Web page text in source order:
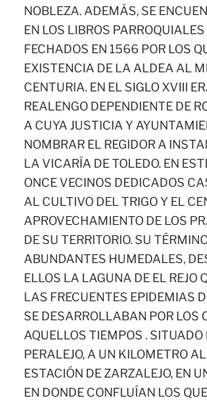
NOBLEZA. ADEMÁS, SE
EN LOS LIBROS
FECHADOS EN 1566 POR LOS
EXISTENCIA DE LA ALDEA AL
CENTURIA. EN EL SIGLO XVIII
REALENGO DEPENDIENTE DE
A CUYA JUSTICIA Y
NOMBRAR EL REGIDOR A
LA VICARÍA DE TOLEDO. EN
ONCE VECINOS DEDICADOS
AL CULTIVO DEL TRIGO Y EL
APROVECHAMIENTO DE LOS
DE SU TERRITORIO. SU
ABUNDANTES HUMEDALES,
ELLOS LA LAGUNA DE EL REJO
LAS FRECUENTES EPIDEMIAS
SE DESARROLLABAN POR LOS
AQUELLOS TIEMPOS . SITUADO
PERALEJO, A UN KILOMETRO
ESTACIÓN DE ZARZALEJO, EN
EN DONDE CONFLUÍAN LOS